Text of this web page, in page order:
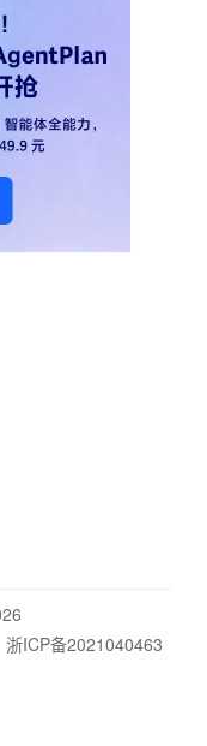
浙ICP备2021040463